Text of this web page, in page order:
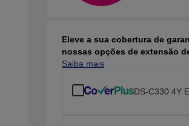
Eleve a sua cobertura de
nossas opções de extensão
Saiba mais
DS-C330 4Y